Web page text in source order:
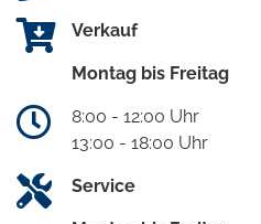
Verkauf
Montag bis Freitag
8:00 - 12:00 Uhr
13:00 - 18:00 Uhr
Service